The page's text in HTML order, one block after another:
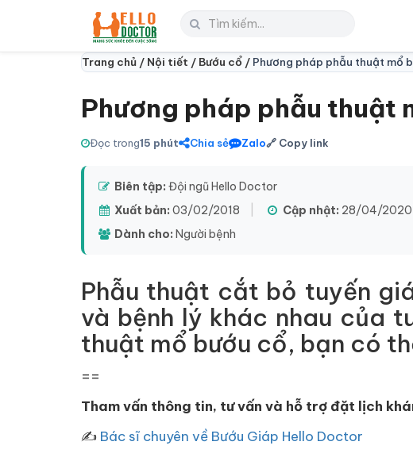
Trang chủ / Nội tiết / Bướu cổ / Phương pháp phẫu thuật mổ
Phương pháp phẫu thuật
Đọc trong15 phút Chia sẻ Zalo🔗 Copy link
Biên tập: Đội ngũ Hello Doctor
Xuất bản: 03/02/2018 Cập nhật: 28/04/2020
Dành cho: Người bệnh
Phẫu thuật cắt bỏ tuyến
và bệnh lý khác nhau của
thuật mổ bướu cổ, bạn có
==
Tham vấn thông tin, tư vấn và hỗ trợ đặt lịch
✍ Bác sĩ chuyên về Bướu Giáp Hello Doctor